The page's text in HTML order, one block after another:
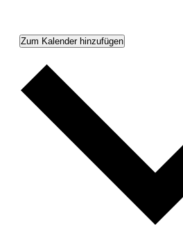
Zum Kalender hinzufügen